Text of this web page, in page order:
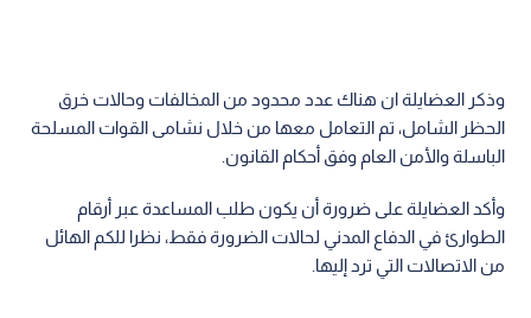
وذكر العضايلة ان هناك عدد محدود من المخالفات وحالات خرق
الحظر الشامل، تم التعامل معها من خلال نشامى القوات المسلحة
الباسلة والأمن العام وفق أحكام القانون.
وأكد العضايلة على ضرورة أن يكون طلب المساعدة عبر أرقام
الطوارئ في الدفاع المدني لحالات الضرورة فقط، نظرا للكم الهائل
من الاتصالات التي ترد إليها.